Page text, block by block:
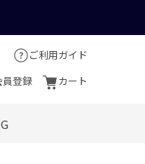
ご利用ガイド
員登録 カート